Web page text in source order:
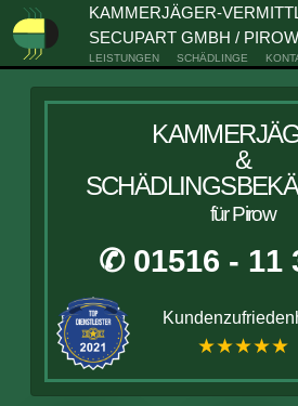
KAMMERJÄGER-
SECUPART GMBH / PIROW
LEISTUNGEN SCHÄDLINGE
&
für Pirow
✆ 01516 - 11
★★★★★